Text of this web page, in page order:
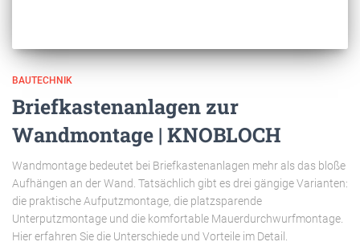
BAUTECHNIK
Briefkastenanlagen zur
Wandmontage | KNOBLOCH
Wandmontage bedeutet bei Briefkastenanlagen mehr als das bloße
Aufhängen an der Wand. Tatsächlich gibt es drei gängige Varianten:
die praktische Aufputzmontage, die platzsparende
Unterputzmontage und die komfortable Mauerdurchwurfmontage.
Hier erfahren Sie die Unterschiede und Vorteile im Detail.